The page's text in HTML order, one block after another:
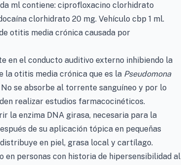
ml contiene: ciprofloxacino clorhidrato
clorhidrato 20 mg. Vehículo cbp 1 ml.
otitis media crónica causada por
en el conducto auditivo externo inhibiendo la
otitis media crónica que es la Pseudomona
se absorbe al torrente sanguíneo y por lo
realizar estudios farmacocinéticos.
la enzima DNA girasa, necesaria para la
de su aplicación tópica en pequeñas
en piel, grasa local y cartílago.
en personas con historia de hipersensibilidad al